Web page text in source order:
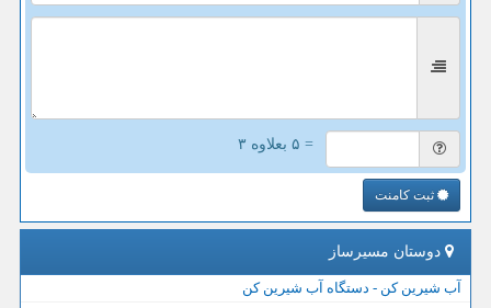
= ۵ بعلاوه ۳
ثبت کامنت
دوستان مسیرساز
آب شیرین کن - دستگاه آب شیرین کن